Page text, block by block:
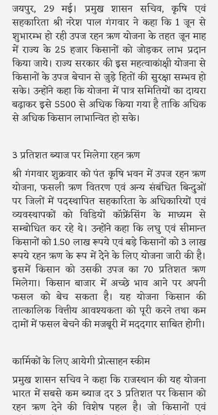
जयपुर, 29 मई। प्रमुख शासन सचिव, कृषि एवं
सहकारिता श्री नरेश पाल गंगवार ने कहा कि 1 जून से
शुभारम्भ हो रही उपज रहन ऋण योजना के तहत जून माह
में राज्य के 25 हजार किसानों को जोड़कर लाभ प्रदान
किया जाये। राज्य सरकार की इस महत्वाकांक्षी योजना से
किसानों के उपज बेचान से जुड़े हितों की सुरक्षा सम्भव हो
सके। उन्होंने कहा कि योजना में पात्र समितियों का दायरा
बढ़ाकर इसे 5500 से अधिक किया गया है ताकि अधिक
से अधिक किसान लाभान्वित हो सके।
3 प्रतिशत ब्याज पर मिलेगा रहन ऋण
श्री गंगवार शुक्रवार को पंत कृषि भवन में उपज रहन ऋण
योजना, फसली ऋण वितरण एवं अन्य संबंधित बिन्दुओं
पर जिलों में पदस्थापित सहकारिता के अधिकारियों एवं
व्यवस्थापकों को विडियों कॉफ्रेंसिंग के माध्यम से
सम्बोधित कर रहे थे। उन्होंने कहा कि लघु एवं सीमान्त
किसानों को 1.50 लाख रूपये एवं बड़े किसानों को 3 लाख
रूपये रहन ऋण के रूप में देेने के लिए योजना जारी की है।
इसमें किसान को उसकी उपज का 70 प्रतिशत ऋण
मिलेगा। किसान बाजार में अच्छे भाव आने पर अपनी
फसल को बेच सकता है। यह योजना किसान की
तात्कालिक वित्तीय आवश्यकता को पूरी करने तथा कम
दामों में फसल बेचने की मजबूरी में मददगार साबित होगी।
कार्मिकों के लिए आयेगी प्रोत्साहन स्कीम
प्रमुख शासन सचिव ने कहा कि राजस्थान की यह योजना
भारत में सबसे कम ब्याज दर 3 प्रतिशत पर किसान को
रहन ऋण देने की विशेष पहल है। जो किसानों एवं